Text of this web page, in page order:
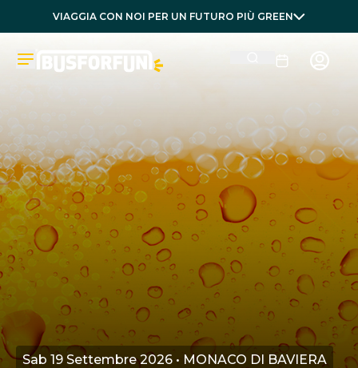
VIAGGIA CON NOI PER UN FUTURO PIÙ GREEN
Sab 19 Settembre 2026 • MONACO DI BAVIERA